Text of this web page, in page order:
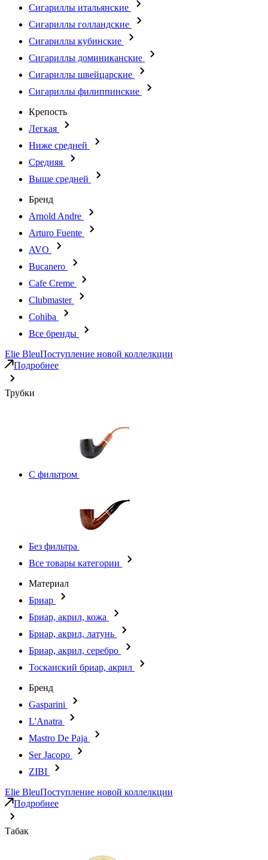
Сигариллы итальянские
Сигариллы голландские
Сигариллы кубинские
Сигариллы доминиканские
Сигариллы швейцарские
Сигариллы филиппинские
Крепость
Легкая
Ниже средней
Средняя
Выше средней
Бренд
Arnold Andre
Arturo Fuente
AVO
Bucanero
Cafe Creme
Clubmaster
Cohiba
Все бренды
Elie BleuПоступление новой коллелкции
Подробнее
Трубки
С фильтром
Без фильтра
Все товары категории
Материал
Бриар
Бриар, акрил, кожа
Бриар, акрил, латунь
Бриар, акрил, серебро
Тосканский бриар, акрил
Бренд
Gasparini
L'Anatra
Mastro De Paja
Ser Jacopo
ZIBI
Elie BleuПоступление новой коллелкции
Подробнее
Табак